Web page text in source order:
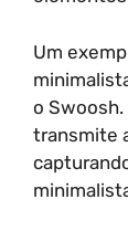
Um
o Swoosh.
transmite